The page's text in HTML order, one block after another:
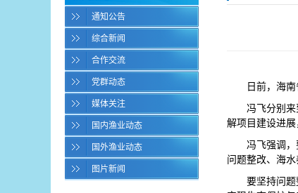
通知公告
综合新闻
合作交流
党群动态
媒体关注
国内渔业动态
国外渔业动态
图片新闻
日前，海
冯飞分别
解项目建设进
冯飞强调
问题整改、海
要坚持问